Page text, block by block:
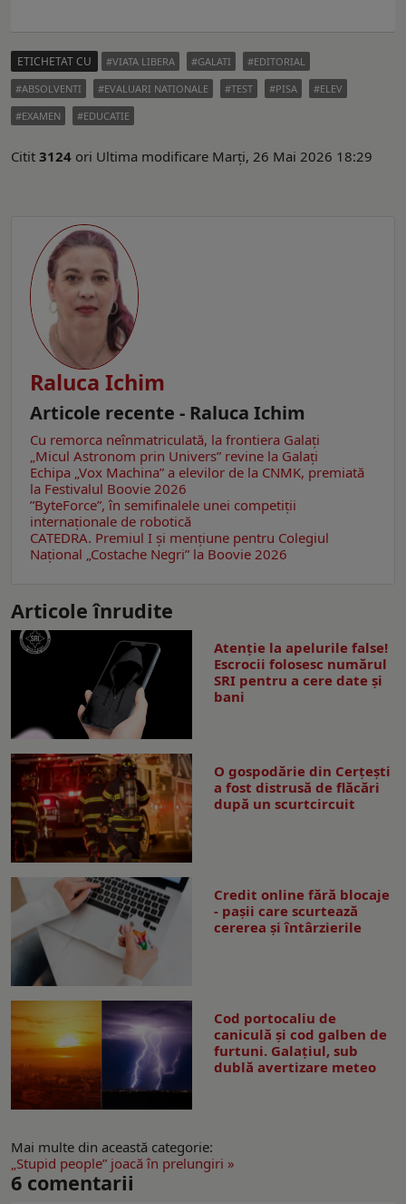
ETICHETAT CU VIATA LIBERA GALATI
EDITORIAL
ABSOLVENTI
EVALUARI NATIONALE TEST PISA
ELEV
EXAMEN
EDUCATIE
Citit 3124 ori Ultima modificare Marți, 26 Mai 2026 18:29
Raluca Ichim
Articole recente - Raluca Ichim
Cu remorca neînmatriculată, la frontiera Galați
„Micul Astronom prin Univers” revine la Galați
Echipa „Vox Machina” a elevilor de la CNMK, premiată
la Festivalul Boovie 2026
”ByteForce”, în semifinalele unei competiții
internaționale de robotică
CATEDRA. Premiul I și mențiune pentru Colegiul
Național „Costache Negri” la Boovie 2026
Articole înrudite
Atenție la apelurile false!
Escrocii folosesc numărul
SRI pentru a cere date și
bani
O gospodărie din Cerțești
a fost distrusă de flăcări
după un scurtcircuit
Credit online fără blocaje
- pașii care scurtează
cererea și întârzierile
Cod portocaliu de
caniculă și cod galben de
furtuni. Galațiul, sub
dublă avertizare meteo
Mai multe din această categorie:
„Stupid people” joacă în prelungiri »
6 comentarii